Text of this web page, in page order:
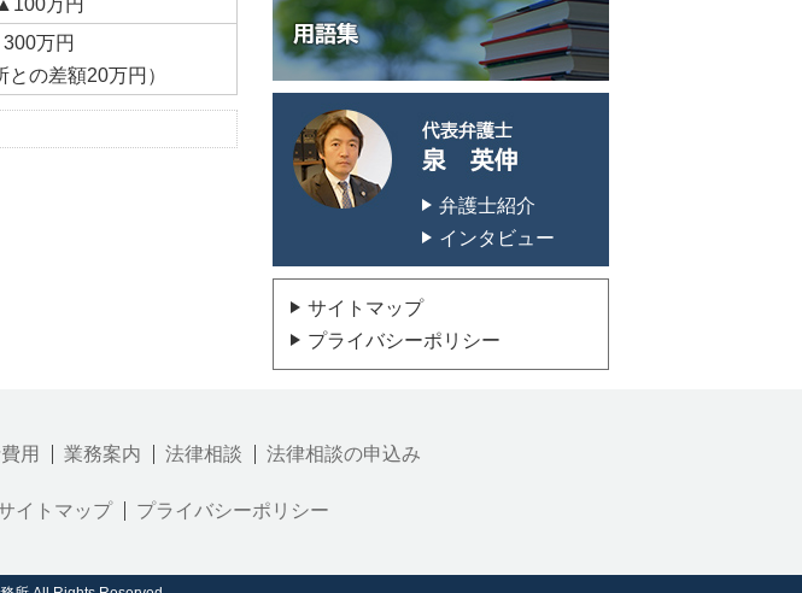
▲100万円
300万円
との差額20万円）
弁護士紹介
インタビュー
サイトマップ
プライバシーポリシー
用 業務案内 法律相談 法律相談の申込み
イトマップ プライバシーポリシー